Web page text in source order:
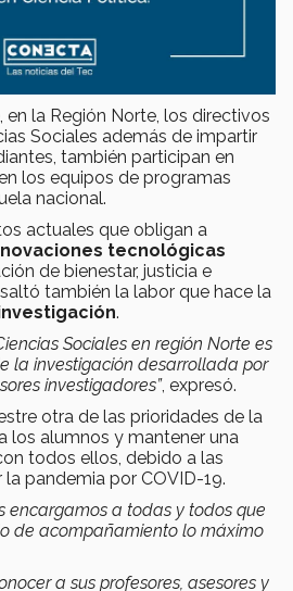
la Región Norte, los directivos
Sociales además de impartir
también participan en
los equipos de programas
nacional.
actuales que obligan a
tecnológicas
de bienestar, justicia e
también la labor que hace la
.
Sociales en región Norte es
la investigación desarrollada por
investigadores”, expresó.
otra de las prioridades de la
los alumnos y mantener una
todos ellos, debido a las
pandemia por COVID-19.
encargamos a todas y todos que
de acompañamiento lo máximo
a sus profesores, asesores y